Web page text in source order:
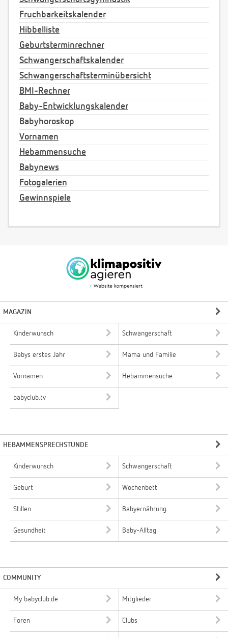
Fruchbarkeitskalender
Hibbelliste
Geburtsterminrechner
Schwangerschaftskalender
Schwangerschaftsterminübersicht
BMI-Rechner
Baby-Entwicklungskalender
Babyhoroskop
Vornamen
Hebammensuche
Babynews
Fotogalerien
Gewinnspiele
MAGAZIN
Kinderwunsch Schwangerschaft
Babys erstes Jahr Mama und Familie
Vornamen Hebammensuche
babyclub.tv
HEBAMMENSPRECHSTUNDE
Kinderwunsch Schwangerschaft
Geburt Wochenbett
Stillen Babyernährung
Gesundheit Baby-Alltag
COMMUNITY
My babyclub.de Mitglieder
Foren Clubs